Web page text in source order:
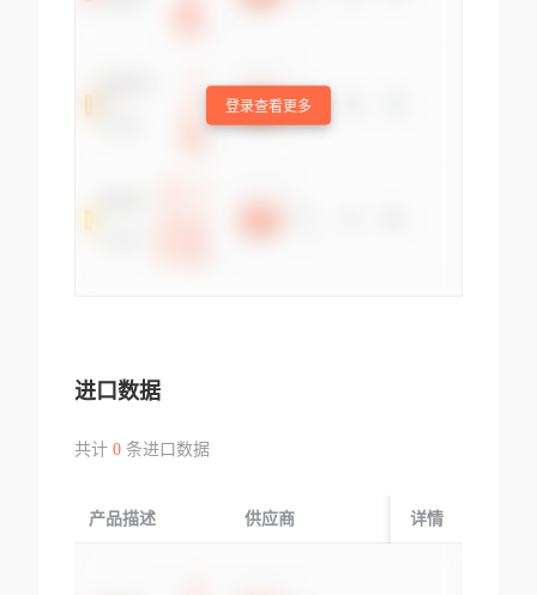
登录查看更多
进口数据
共计 0条进口数据
产品描述 供应商 起运国/地区
详情